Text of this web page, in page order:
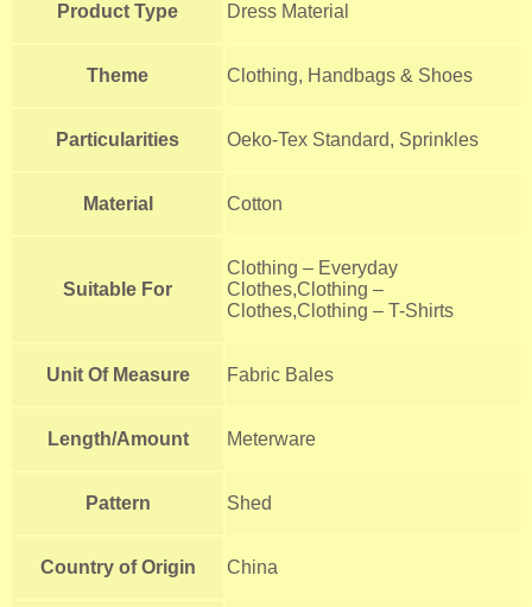
Product Type Dress Material
Theme Clothing, Handbags & Shoes
Particularities Oeko-Tex Standard, Sprinkles
Material Cotton
Suitable For
Clothing – Everyday
Clothes,Clothing –
Clothes,Clothing – T-Shirts
Unit Of Measure Fabric Bales
Length/Amount Meterware
Pattern Shed
Country of Origin China